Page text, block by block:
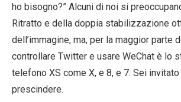
ho bisogno?” Alcuni di noi si
Ritratto e della doppia stabilizzazione
dell’immagine, ma, per la maggior parte
controllare Twitter e usare WeChat è lo
telefono XS come X, e 8, e 7. Sei
prescindere.